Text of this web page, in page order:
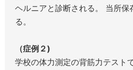
ヘルニアと診断される。 当所保
る。
（症例２)
学校の体力測定の背筋力テスト